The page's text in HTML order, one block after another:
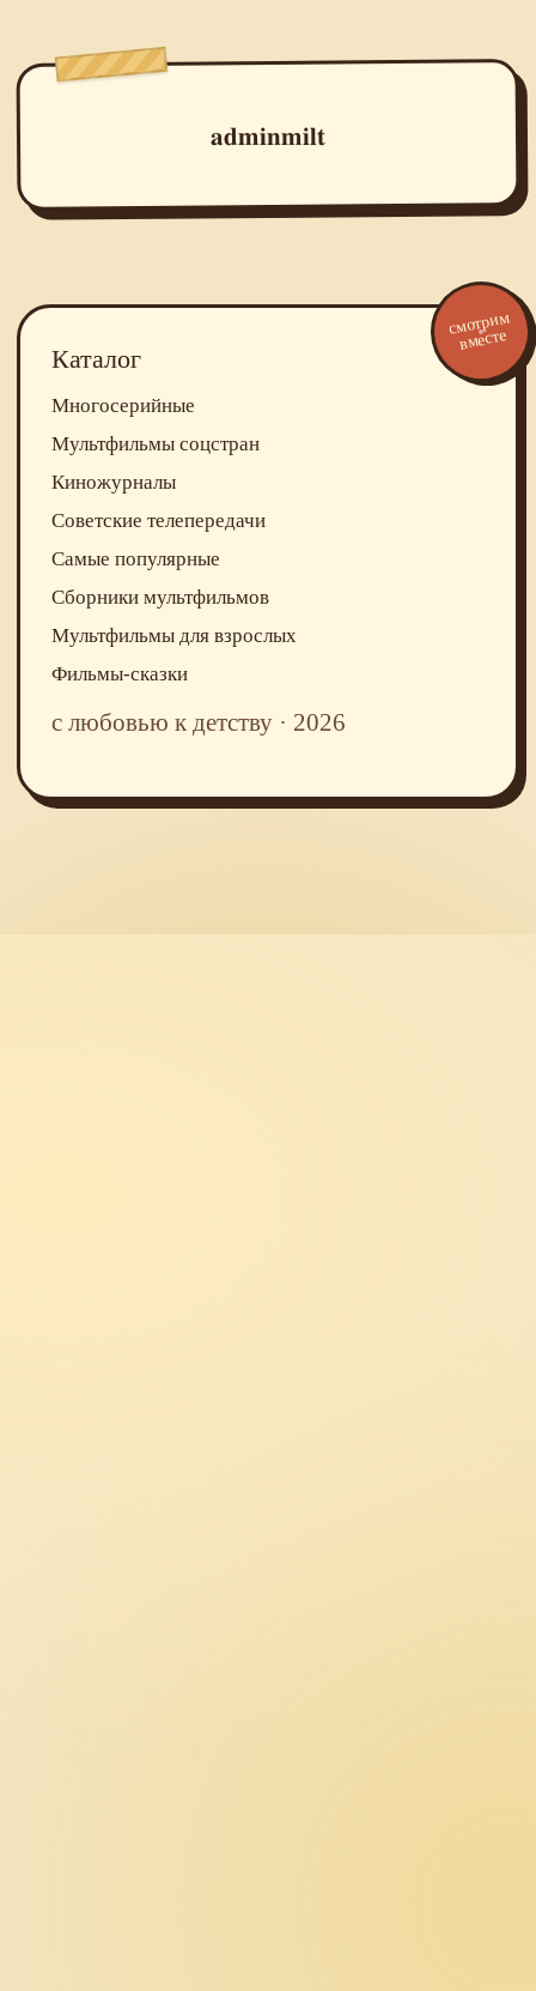
adminmilt
Каталог
Многосерийные
Мультфильмы соцстран
Киножурналы
Советские телепередачи
Самые популярные
Сборники мультфильмов
Мультфильмы для взрослых
Фильмы-сказки
с любовью к детству · 2026
смотрим
вместе